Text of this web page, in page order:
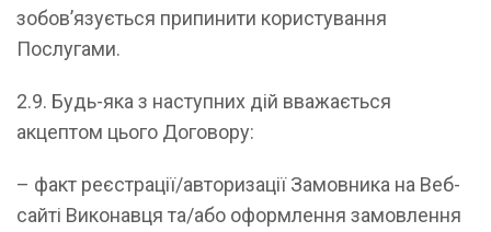
зобов’язується припинити користування
Послугами.
2.9. Будь-яка з наступних дій вважається
акцептом цього Договору:
– факт реєстрації/авторизації Замовника на Веб-
сайті Виконавця та/або оформлення замовлення